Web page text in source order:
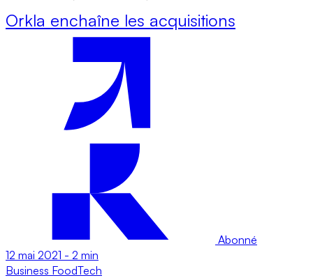
Orkla enchaîne les acquisitions
Abonné
12 mai 2021 - 2 min
Business FoodTech